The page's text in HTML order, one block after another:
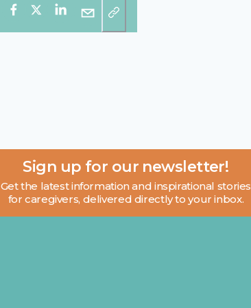
Sign up for our newsletter!
Get the latest information and inspirational stories
for caregivers, delivered directly to your inbox.